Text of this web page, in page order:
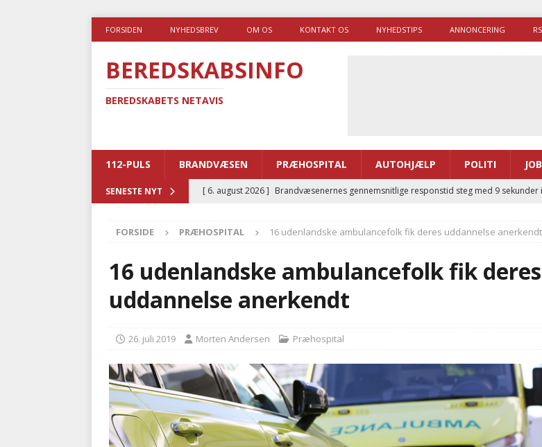
FORSIDEN NYHEDSBREV OM OS KONTAKT OS NYHEDSTIPS ANNONCERING
BEREDSKABSINFO
BEREDSKABETS NETAVIS
112-PULS BRANDVÆSEN PRÆHOSPITAL AUTOHJÆLP POLITI
SENESTE NYT [ 6. august 2026 ] Brandvæsenernes gennemsnitlige responstid steg med 9 sekunder
[ 5. august 2026 ]
Advarer: Udløb af sygetransporttilladelser kan sende 400.000
i det offentlige
PRÆHOSPITAL
[ 4. august 2026 ] Brandvæsenerne brugte lidt længere tid på at komme af sted i 2025
nødsporet
AUTOHJÆLP
FORSIDE PRÆHOSPITAL 16 udenlandske ambulancefolk fik deres uddannelse anerkendt
16 udenlandske ambulancefolk fik deres
uddannelse anerkendt
26. juli 2019 Morten Andersen Præhospital